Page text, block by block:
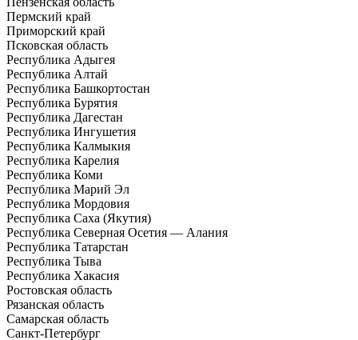
Пермский край
Приморский край
Псковская область
Республика Адыгея
Республика Алтай
Республика Башкортостан
Республика Бурятия
Республика Дагестан
Республика Ингушетия
Республика Калмыкия
Республика Карелия
Республика Коми
Республика Марий Эл
Республика Мордовия
Республика Саха (Якутия)
Республика Северная Осетия — Алания
Республика Татарстан
Республика Тыва
Республика Хакасия
Ростовская область
Рязанская область
Самарская область
Санкт-Петербург